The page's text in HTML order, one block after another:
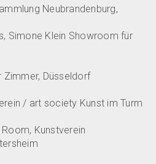
Neubrandenburg,
Simone Klein Showroom für
Zimmer, Düsseldorf
/ art society Kunst im Turm
Kunstverein